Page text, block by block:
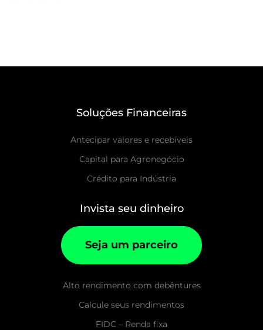
Soluções Financeiras
Antecipar valores e recebíveis
Capital para Agronegócio
Crédito para Indústria
Invista seu dinheiro
Seja um parceiro
Alto rendimento com debêntures
Calcule seus rendimentos
FIDC – Renda fixa